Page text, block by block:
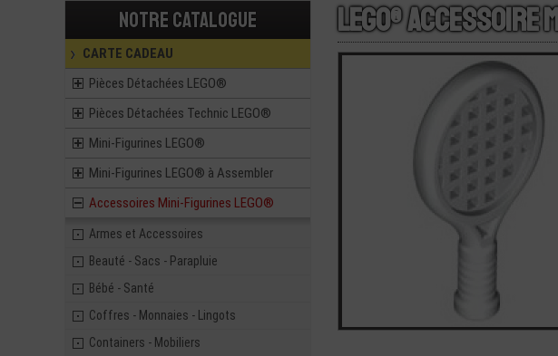
Notre catalogue
CARTE CADEAU
Pièces Détachées LEGO®
Pièces Détachées Technic LEGO®
Mini-Figurines LEGO®
Mini-Figurines LEGO® à Assembler
Accessoires Mini-Figurines LEGO®
Armes et Accessoires
Beauté - Sacs - Parapluie
Bébé - Santé
Coffres - Monnaies - Lingots
Containers - Mobiliers
LEGO®